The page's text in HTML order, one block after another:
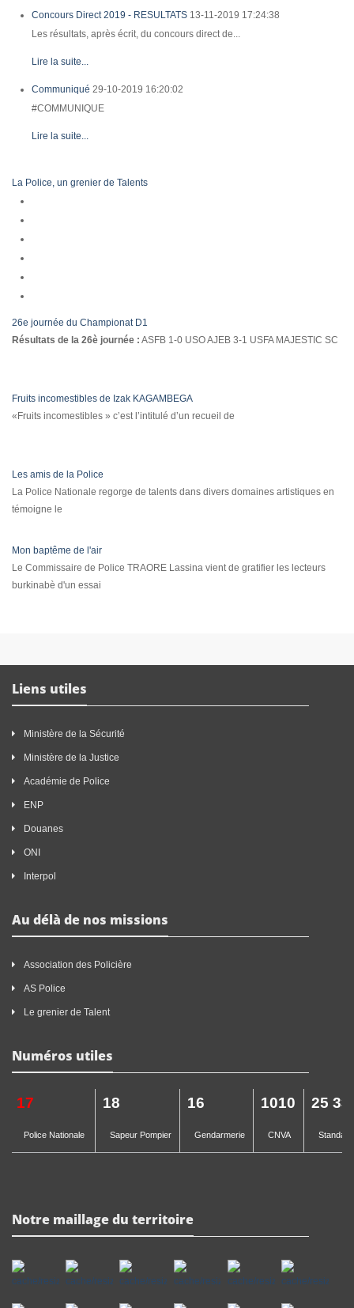
Concours Direct 2019 - RESULTATS 13-11-2019 17:24:38
Les résultats, après écrit, du concours direct de...
Lire la suite...
Communiqué 29-10-2019 16:20:02
#COMMUNIQUE
Lire la suite...
La Police, un grenier de Talents
26e journée du Championat D1
Résultats de la 26è journée : ASFB 1-0 USO AJEB 3-1 USFA MAJESTIC SC
Fruits incomestibles de Izak KAGAMBEGA
«Fruits incomestibles » c’est l’intitulé d’un recueil de
Les amis de la Police
La Police Nationale regorge de talents dans divers domaines artistiques en
témoigne le
Mon baptême de l'air
Le Commissaire de Police TRAORE Lassina vient de gratifier les lecteurs
burkinabè d'un essai
Liens utiles
Ministère de la Sécurité
Ministère de la Justice
Académie de Police
ENP
Douanes
ONI
Interpol
Au délà de nos missions
Association des Policière
AS Police
Le grenier de Talent
Numéros utiles
17
Police Nationale
18
Sapeur Pompier
16
Gendarmerie
1010
CNVA
25 33
Notre maillage du territoire